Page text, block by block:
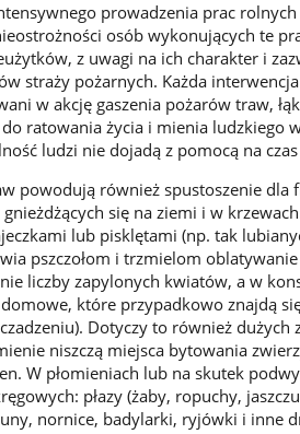
prowadzenia prac
osób wykonujących te
z uwagi na ich charakter i
straży pożarnych. Każda
w akcję gaszenia pożarów traw,
ratowania życia i mienia ludzkiego
ludzi nie dojadą z pomocą na
powodują również spustoszenie dla
się na ziemi i w
lub pisklętami (np. tak
pszczołom i trzmielom
liczby zapylonych kwiatów, a w
które przypadkowo znajdą
Dotyczy to również
niszczą miejsca bytowania
W płomieniach lub na skutek
płazy (żaby, ropuchy,
nornice, badylarki, ryjówki i inne